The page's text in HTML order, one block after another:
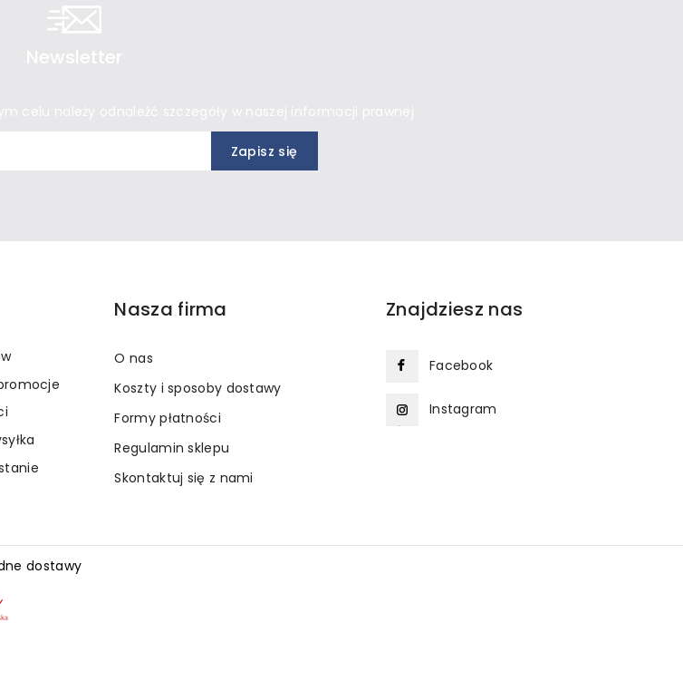
Nasza firma
O nas
Koszty i sposoby dostawy
Formy płatności
Regulamin sklepu
Skontaktuj się z nami
Znajdziesz nas
Facebook
Instagram
dostawy